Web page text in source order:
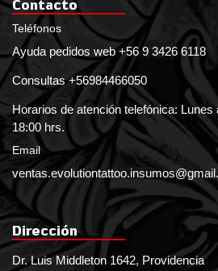
Contacto
Teléfonos
Ayuda pedidos web +56 9 3426 6118
Consultas +56984466050
Horarios de atención telefónica: Lunes
18:00 hrs.
Email
Dirección
Dr. Luis Middleton 1642, Providencia